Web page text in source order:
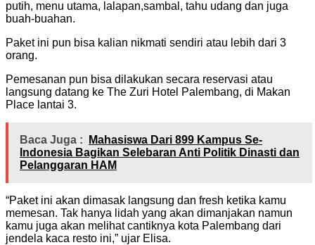
putih, menu utama, lalapan,sambal, tahu udang dan juga
buah-buahan.
Paket ini pun bisa kalian nikmati sendiri atau lebih dari 3
orang.
Pemesanan pun bisa dilakukan secara reservasi atau
langsung datang ke The Zuri Hotel Palembang, di Makan
Place lantai 3.
Baca Juga :
Mahasiswa Dari 899 Kampus Se-
Indonesia Bagikan Selebaran Anti Politik Dinasti dan
Pelanggaran HAM
“Paket ini akan dimasak langsung dan fresh ketika kamu
memesan. Tak hanya lidah yang akan dimanjakan namun
kamu juga akan melihat cantiknya kota Palembang dari
jendela kaca resto ini,” ujar Elisa.